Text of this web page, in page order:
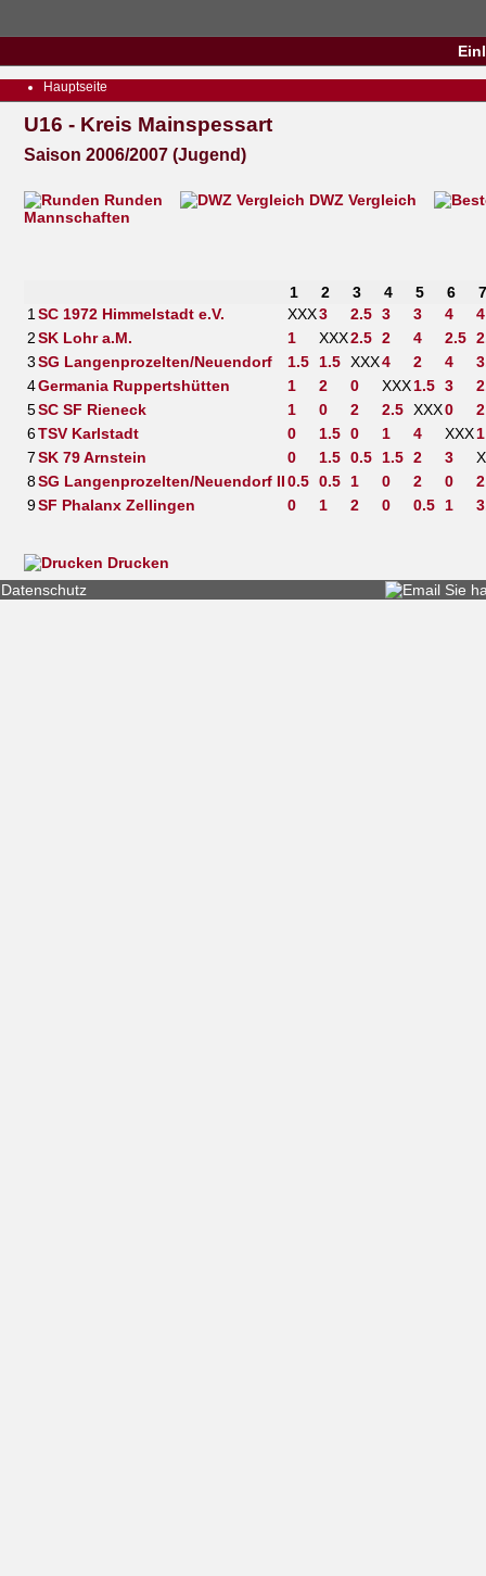
Hauptseite
U16 - Kreis Mainspessart
Saison 2006/2007 (Jugend)
Runden
DWZ Vergleich
Mannschaften
1 2 3 4 5 6
7
1SC 1972 Himmelstadt e.V. XXX3 2.5 3 3 4
4
2SK Lohr a.M. 1 XXX2.5 2 4 2.5
3SG Langenprozelten/Neuendorf 1.5 1.5 XXX4 2 4
4Germania Ruppertshütten 1 2 0 XXX1.5 3
5SC SF Rieneck 1 0 2 2.5 XXX0
2
6TSV Karlstadt 0 1.5 0 1 4 XXX1
7SK 79 Arnstein 0 1.5 0.5 1.5 2 3
8SG Langenprozelten/Neuendorf II0.5 0.5 1 0 2 0
2
9SF Phalanx Zellingen 0 1 2 0 0.5 1
Drucken
Datenschutz
Sie